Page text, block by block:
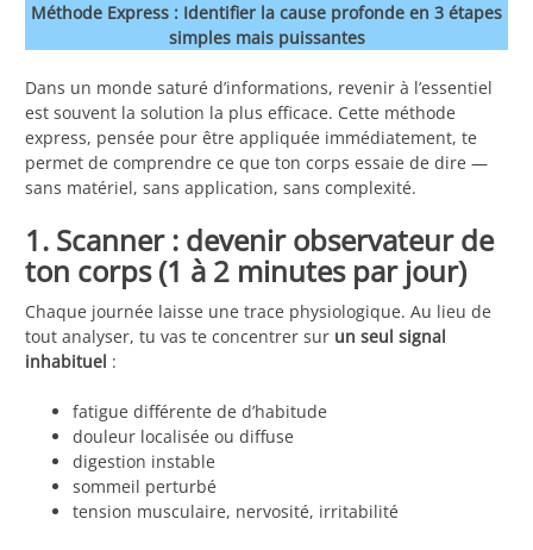
Méthode Express : Identifier la cause profonde en 3 étapes
simples mais puissantes
Dans un monde saturé d’informations, revenir à l’essentiel
est souvent la solution la plus efficace. Cette méthode
express, pensée pour être appliquée immédiatement, te
permet de comprendre ce que ton corps essaie de dire —
sans matériel, sans application, sans complexité.
1. Scanner : devenir observateur de
ton corps (1 à 2 minutes par jour)
Chaque journée laisse une trace physiologique. Au lieu de
tout analyser, tu vas te concentrer sur un seul signal
inhabituel :
fatigue différente de d’habitude
douleur localisée ou diffuse
digestion instable
sommeil perturbé
tension musculaire, nervosité, irritabilité